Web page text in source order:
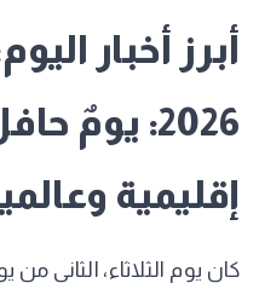
2026: يومٌ
إقليمية